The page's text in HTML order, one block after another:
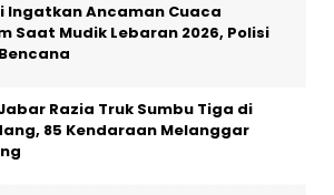
Ingatkan Ancaman Cuaca
Saat Mudik Lebaran 2026, Polisi
Razia Truk Sumbu Tiga di
85 Kendaraan Melanggar